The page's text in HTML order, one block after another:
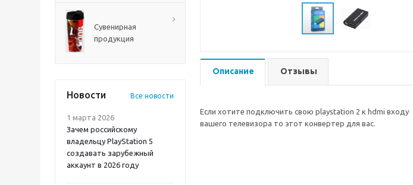
Сувенирная
продукция
Новости Все новости
1 марта 2026
Зачем российскому
владельцу PlayStation 5
создавать зарубежный
аккаунт в 2026 году
Описание Отзывы
Если хотите подключить свою playstation 2 к hdmi входу
вашего телевизора то этот конвертер для вас.